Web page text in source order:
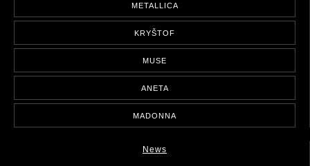
METALLICA
KRYŠTOF
MUSE
ANETA
MADONNA
News